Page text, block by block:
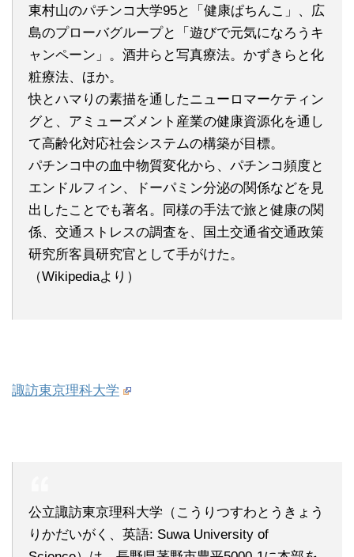
東村山のパチンコ大学95と「健康ぱちんこ」、広
島のプローバグループと「遊びで元気になろうキ
ャンペーン」。酒井らと写真療法。かずきらと化
粧療法、ほか。
快とハマりの素描を通したニューロマーケティン
グと、アミューズメント産業の健康資源化を通し
て高齢化対応社会システムの構築が目標。
パチンコ中の血中物質変化から、パチンコ頻度と
エンドルフィン、ドーパミン分泌の関係などを見
出したことでも著名。同様の手法で旅と健康の関
係、交通ストレスの調査を、国土交通省交通政策
研究所客員研究官として手がけた。
（Wikipediaより）
諏訪東京理科大学
公立諏訪東京理科大学（こうりつすわとうきょう
りかだいがく、英語: Suwa University of